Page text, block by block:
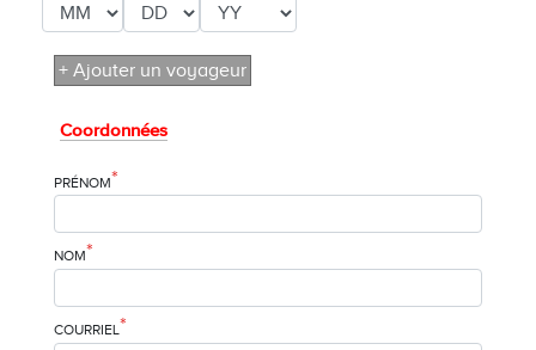
+ Ajouter un voyageur
Coordonnées
PRÉNOM*
NOM*
COURRIEL*